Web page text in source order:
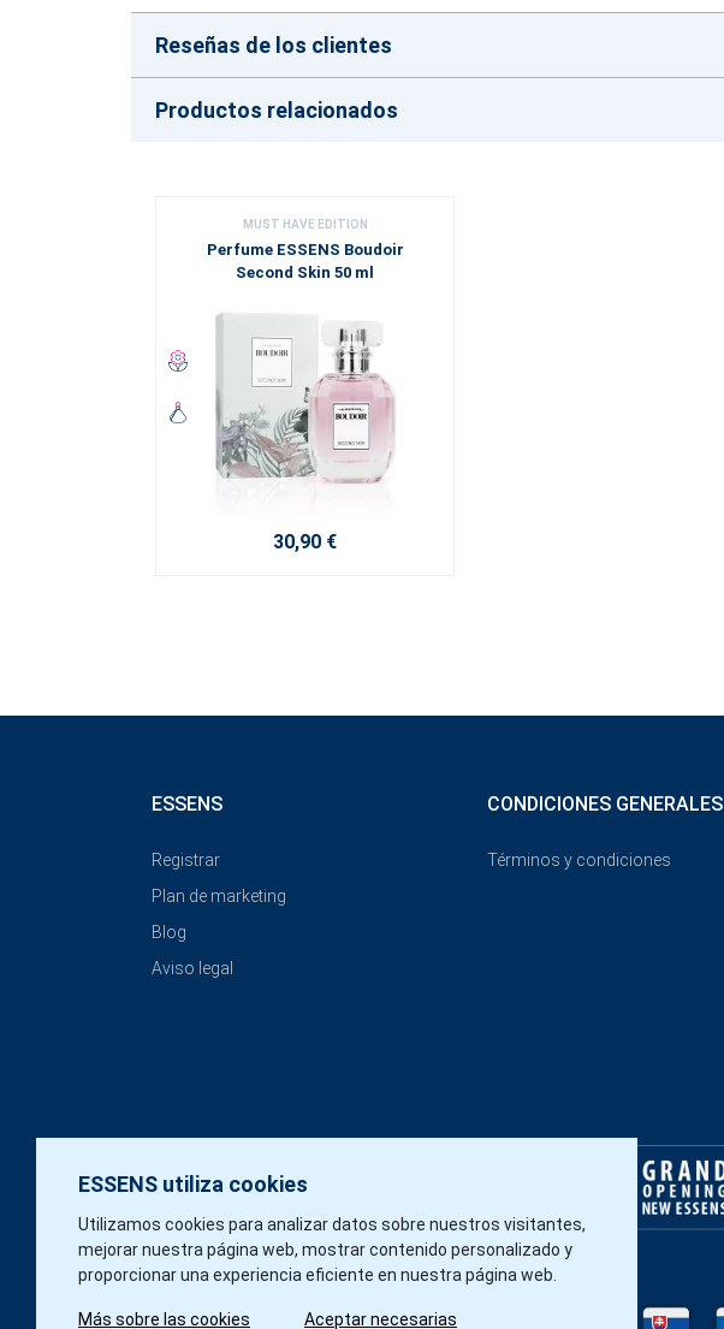
Reseñas de los clientes
Productos relacionados
MUST HAVE EDITION
Perfume ESSENS Boudoir
Second Skin 50 ml
30,90 €
ESSENS utiliza cookies
Utilizamos cookies para analizar datos sobre nuestros visitantes,
mejorar nuestra página web, mostrar contenido personalizado y
proporcionar una experiencia eficiente en nuestra página web.
Más sobre las cookies Aceptar necesarias
ESSENS
Registrar
Plan de marketing
Blog
Aviso legal
CONDICIONES GENERALES
Términos y condiciones